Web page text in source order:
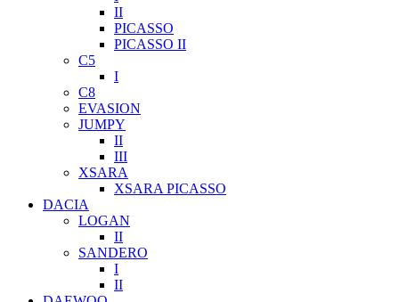
II
PICASSO
PICASSO II
C5
I
C8
EVASION
JUMPY
II
III
XSARA
XSARA PICASSO
DACIA
LOGAN
II
SANDERO
I
II